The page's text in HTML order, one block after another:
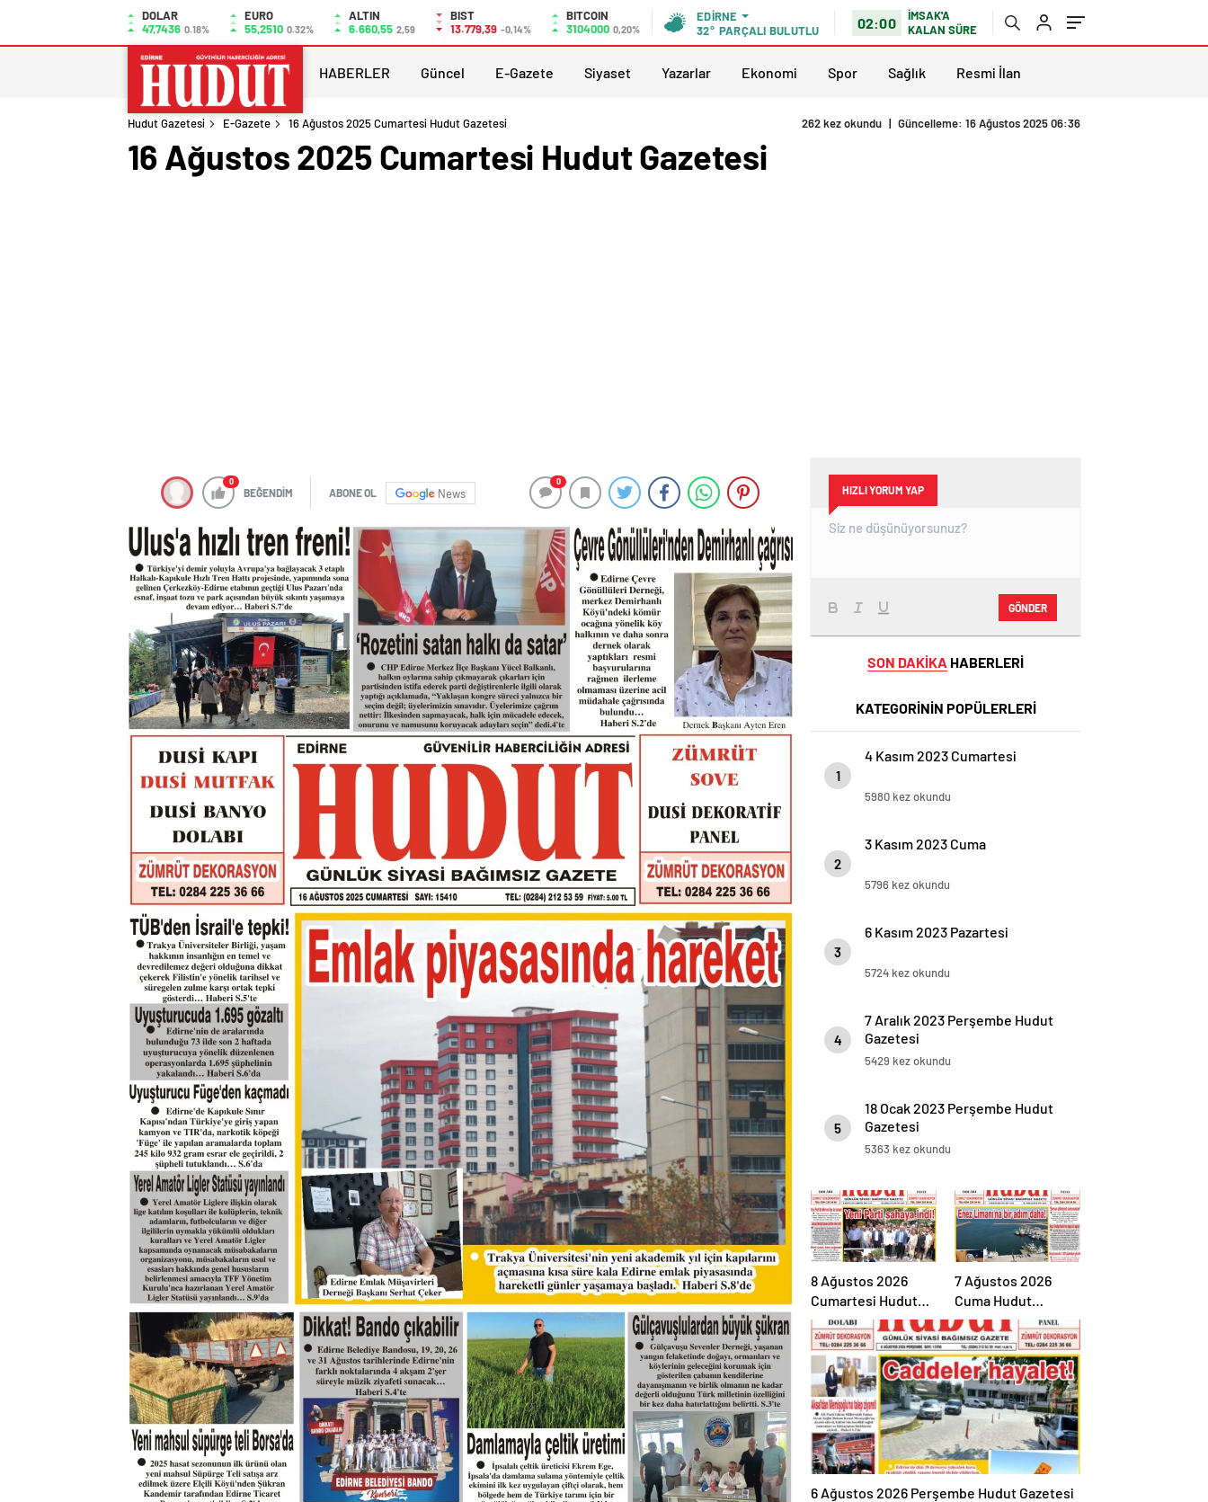
DOLAR
47,7436 0.18%
EURO
55,2510 0.32%
ALTIN
6.660,55 2,59
BIST
13.779,39 -0,14%
BITCOIN
3104000 0,20%
EDIRNE
32° PARÇALI BULUTLU 02:00
İMSAK'A
KALAN SÜRE
HABERLER Güncel E-Gazete Siyaset Yazarlar Ekonomi Spor Sağlık Resmi İlan
Hudut Gazetesi E-Gazete 16 Ağustos 2025 Cumartesi Hudut Gazetesi 262 kez okundu | Güncelleme: 16 Ağustos 2025 06:36
16 Ağustos 2025 Cumartesi Hudut Gazetesi
0
BEĞENDİM ABONE OL News
0
HIZLI YORUM YAP
GÖNDER
SON DAKİKA HABERLERİ
KATEGORİNİN POPÜLERLERİ
1
4 Kasım 2023 Cumartesi
5980 kez okundu
2
3 Kasım 2023 Cuma
5796 kez okundu
3
6 Kasım 2023 Pazartesi
5724 kez okundu
4
7 Aralık 2023 Perşembe Hudut
Gazetesi
5429 kez okundu
5
18 Ocak 2023 Perşembe Hudut
Gazetesi
5363 kez okundu
8 Ağustos 2026
Cumartesi Hudut
Gazetesi
7 Ağustos 2026
Cuma Hudut
Gazetesi
6 Ağustos 2026 Perşembe Hudut Gazetesi